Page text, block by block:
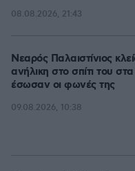
08.08.2026, 21:43
Νεαρός Παλαιστίνιος
ανήλικη στο σπίτι του
έσωσαν οι φωνές της
09.08.2026, 10:38